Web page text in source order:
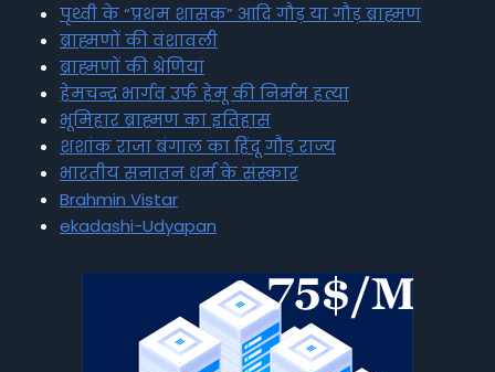
पृथ्वी के “प्रथम शासक” आदि गौड़ या गौड़ ब्राह्मण
ब्राह्मणों की वंशावली
ब्राह्मणों की श्रेणियां
हेमचन्द्र भार्गव उर्फ हेमू की निर्मम हत्या
भूमिहार ब्राह्मण का इतिहास
शशांक राजा बंगाल का हिंदू गौड़ राज्य
भारतीय सनातन धर्म के संस्कार
Brahmin Vistar
ekadashi-Udyapan